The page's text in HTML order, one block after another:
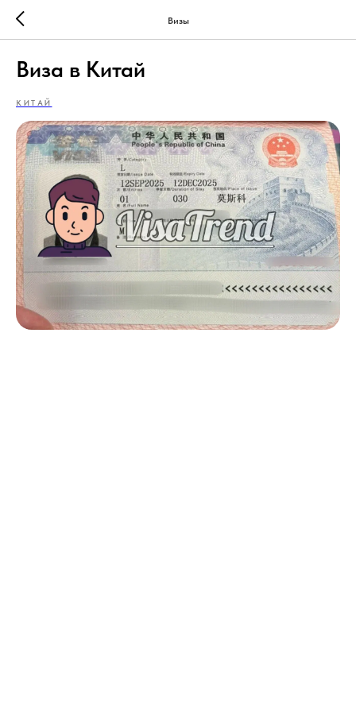
Визы
Виза в Китай
КИТАЙ